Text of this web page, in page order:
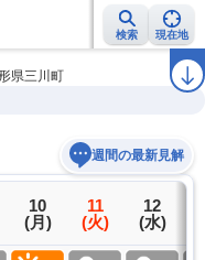
検索 現在地
報・注意報 ラ
県三川町
週間の最新見解
10
(月)
11
(火)
12
(水)